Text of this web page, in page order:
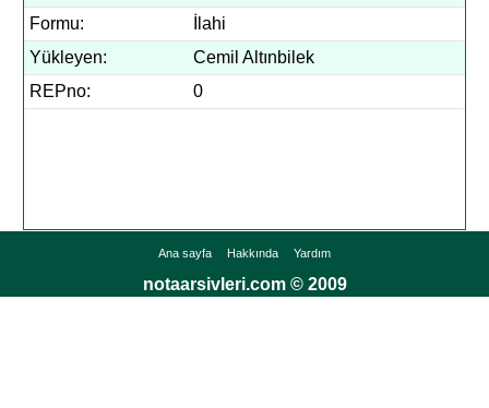
Formu:
İlahi
Yükleyen:
Cemil Altınbilek
REPno:
0
Ana sayfa Hakkında Yardım
notaarsivleri.com © 2009